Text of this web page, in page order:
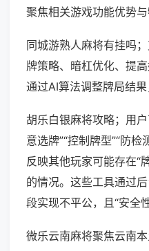
聚焦相关游戏功能优势与
同城游熟人麻将有挂吗
牌策略、暗杠优化、提
通过AI算法调整牌局结果
胡乐白银麻将攻略；用
意选牌”“控制牌型”“防
反映其他玩家可能存在“
的情况。这些工具通过
段实现不平公，且“安全性
微乐云南麻将聚焦云南